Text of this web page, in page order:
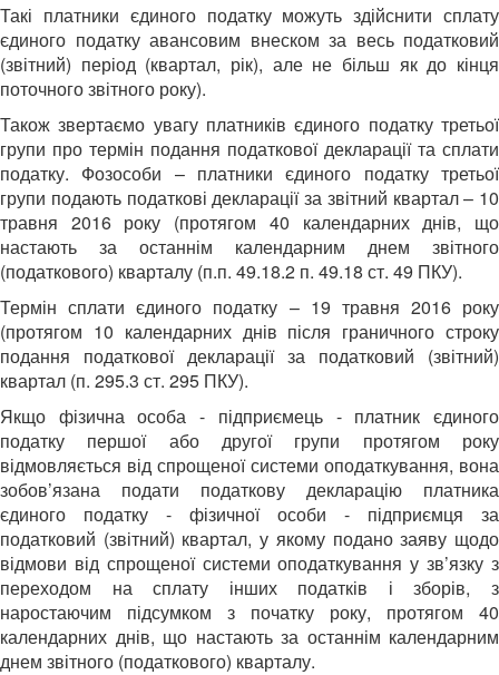
Такі платники єдиного податку можуть здійснити сплату
єдиного податку авансовим внеском за весь податковий
(звітний) період (квартал, рік), але не більш як до кінця
поточного звітного року).
Також звертаємо увагу платників єдиного податку третьої
групи про термін подання податкової декларації та сплати
податку. Фозособи – платники єдиного податку третьої
групи подають податкові декларації за звітний квартал – 10
травня 2016 року (протягом 40 календарних днів, що
настають за останнім календарним днем звітного
(податкового) кварталу (п.п. 49.18.2 п. 49.18 ст. 49 ПКУ).
Термін сплати єдиного податку – 19 травня 2016 року
(протягом 10 календарних днів після граничного строку
подання податкової декларації за податковий (звітний)
квартал (п. 295.3 ст. 295 ПКУ).
Якщо фізична особа - підприємець - платник єдиного
податку першої або другої групи протягом року
відмовляється від спрощеної системи оподаткування, вона
зобов’язана подати податкову декларацію платника
єдиного податку - фізичної особи - підприємця за
податковий (звітний) квартал, у якому подано заяву щодо
відмови від спрощеної системи оподаткування у зв’язку з
переходом на сплату інших податків і зборів, з
наростаючим підсумком з початку року, протягом 40
календарних днів, що настають за останнім календарним
днем звітного (податкового) кварталу.